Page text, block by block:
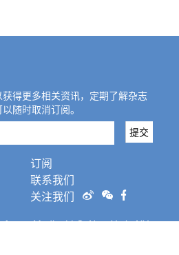
得更多相关资讯，定期了解杂志
随时取消订阅。
提交
订阅
联系我们
关注我们
Media, LLC, New York, NY